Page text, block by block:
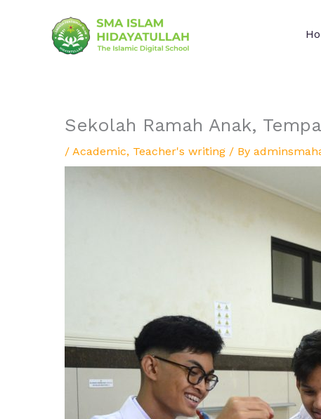
Sekolah Ramah Anak,
/ Academic, Teacher's writing / By